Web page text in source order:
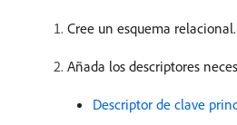
Cree un esquema relacional.
Añada los descriptores
Descriptor de clave